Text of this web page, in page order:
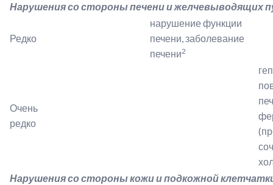
Нарушения со стороны печени и желчевыводящих
Редко
нарушение функции
печени, заболевание
печени2
Очень
редко
Нарушения со стороны кожи и подкожной